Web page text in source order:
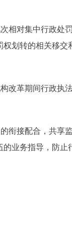
相对集中行政处
权划转的相关移交
改革期间行政执
衔接配合，共享
的业务指导，防止